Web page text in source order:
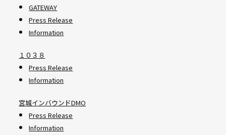
GATEWAY
Press Release
Information
１０３８
Press Release
Information
宮城インバウンドDMO
Press Release
Information